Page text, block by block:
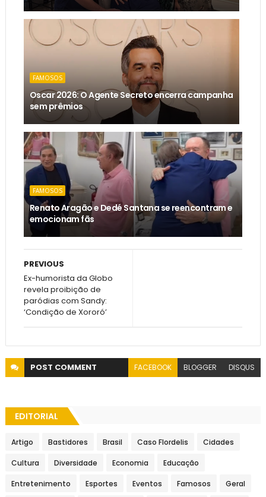
FAMOSOS
Oscar 2026: O Agente Secreto encerra campanha
sem prêmios
FAMOSOS
Renato Aragão e Dedé Santana se reencontram e
emocionam fãs
PREVIOUS
Ex-humorista da Globo
revela proibição de
paródias com Sandy:
‘Condição de Xororó’
POST COMMENT FACEBOOK BLOGGER DISQUS
EDITORIAL
Artigo Bastidores Brasil Caso Flordelis Cidades
Cultura Diversidade Economia Educação
Entretenimento Esportes Eventos Famosos Geral